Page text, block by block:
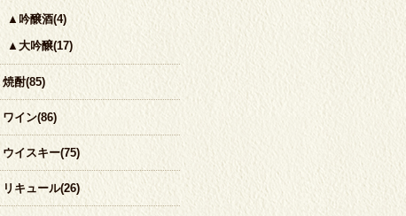
▲吟醸酒(4)
▲大吟醸(17)
焼酎(85)
ワイン(86)
ウイスキー(75)
リキュール(26)